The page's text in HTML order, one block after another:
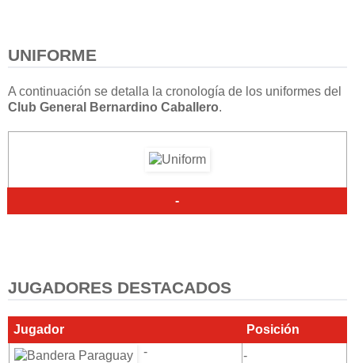
UNIFORME
A continuación se detalla la cronología de los uniformes del
Club General Bernardino Caballero.
-
JUGADORES DESTACADOS
Jugador
Posición
-
-